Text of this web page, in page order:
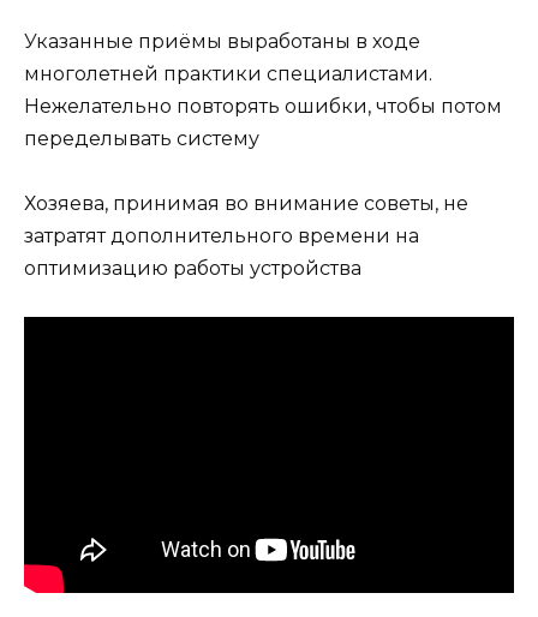
Указанные приёмы выработаны в ходе
многолетней практики специалистами.
Нежелательно повторять ошибки, чтобы потом
переделывать систему
Хозяева, принимая во внимание советы, не
затратят дополнительного времени на
оптимизацию работы устройства